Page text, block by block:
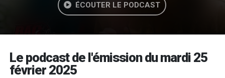
ÉCOUTER LE PODCAST
Le podcast de l'émission du mardi 25
février 2025